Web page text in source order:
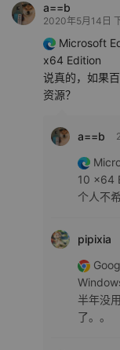
a==b
2020年5月14日
Microsoft
x64 Edition
说真的，如果
资源？
a==b
10 x64
个人不
pipixia
半年没
了。。